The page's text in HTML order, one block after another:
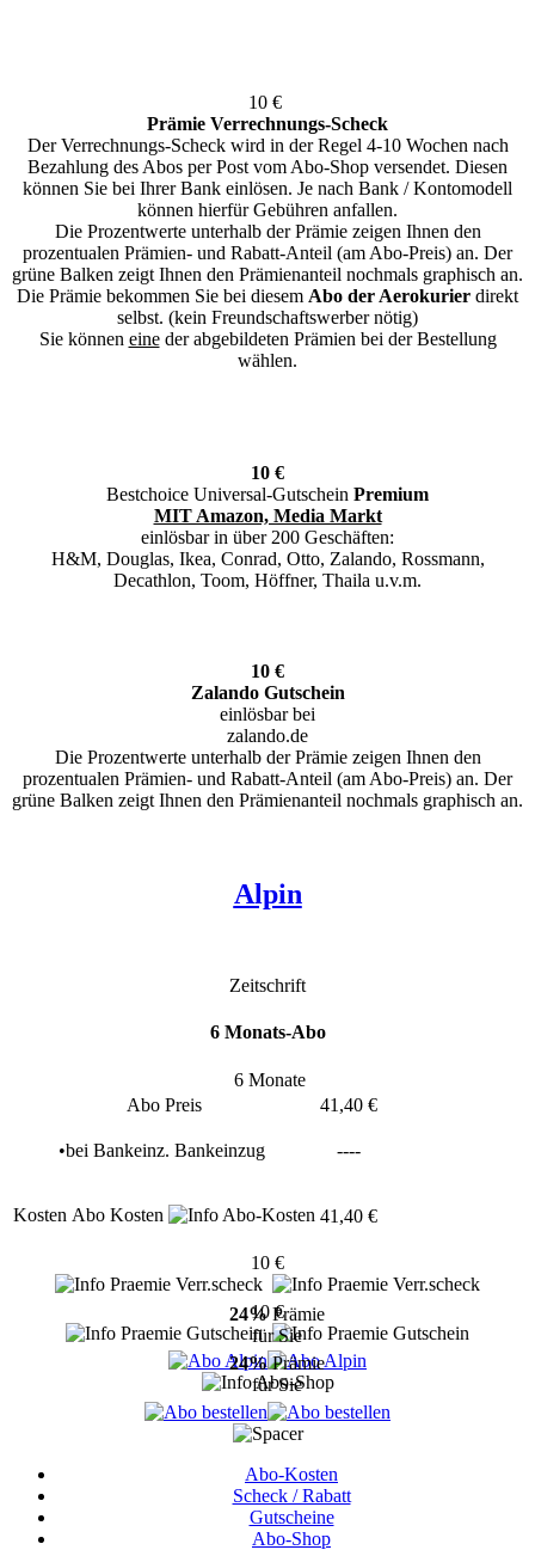
10 €
Prämie Verrechnungs-Scheck
Der Verrechnungs-Scheck wird in der Regel 4-10 Wochen nach
Bezahlung des Abos per Post vom Abo-Shop versendet. Diesen
können Sie bei Ihrer Bank einlösen. Je nach Bank / Kontomodell
können hierfür Gebühren anfallen.
Die Prozentwerte unterhalb der Prämie zeigen Ihnen den
prozentualen Prämien- und Rabatt-Anteil (am Abo-Preis) an. Der
grüne Balken zeigt Ihnen den Prämienanteil nochmals graphisch an.
Die Prämie bekommen Sie bei diesem Abo der Aerokurier direkt
selbst. (kein Freundschaftswerber nötig)
Sie können eineder abgebildeten Prämien bei der Bestellung
wählen.
10 €
Bestchoice Universal-Gutschein Premium
MIT Amazon, Media Markt
einlösbar in über 200 Geschäften:
H&M, Douglas, Ikea, Conrad, Otto, Zalando, Rossmann,
Decathlon, Toom, Höffner, Thaila u.v.m.
10 €
Zalando Gutschein
einlösbar bei
zalando.de
Die Prozentwerte unterhalb der Prämie zeigen Ihnen den
prozentualen Prämien- und Rabatt-Anteil (am Abo-Preis) an. Der
grüne Balken zeigt Ihnen den Prämienanteil nochmals graphisch an.
Alpin
Zeitschrift
6 Monats-Abo
6 Monate
Abo Preis
41,40 €
•bei Bankeinz. Bankeinzug ----
Kosten Abo Kosten 41,40 €
10 €
24% Prämie
für Sie
10 €
24% Prämie
für Sie
Abo-Kosten
Scheck / Rabatt
Gutscheine
Abo-Shop